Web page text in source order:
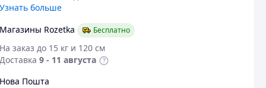
Узнать больше
Магазины Rozetka
Бесплатно
На заказ до 15 кг и 120 см
Доставка 9 - 11 августа
Нова Пошта